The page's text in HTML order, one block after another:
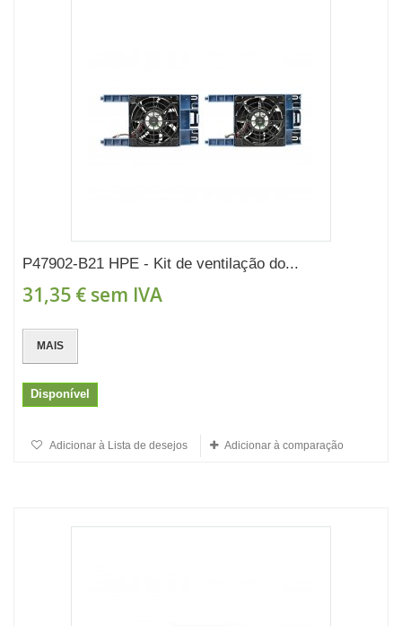
P47902-B21 HPE - Kit de ventilação do...
31,35 € sem IVA
MAIS
Disponível
Adicionar à Lista de desejos Adicionar à comparação